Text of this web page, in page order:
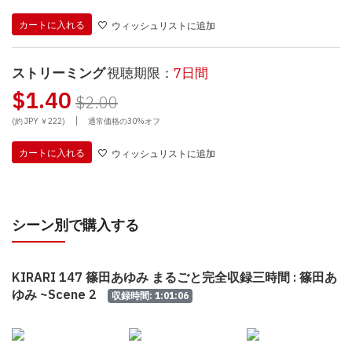
カートに入れる ウィッシュリストに追加
ストリーミング視聴期限： 7日間
$1.40 $2.00
(約 JPY ￥222) | 通常価格の30%オフ
カートに入れる ウィッシュリストに追加
シーン別で購入する
KIRARI 147 篠田あゆみ まるごと完全収録三時間 : 篠田あ
ゆみ ~Scene 2
収録時間: 1:01:06